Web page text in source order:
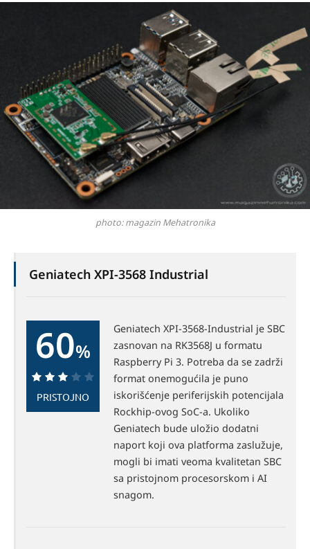
photo: magazin Mehatronika
Geniatech XPI-3568 Industrial
60%
60%
PRISTOJNO
Geniatech XPI-3568-Industrial je SBC
zasnovan na RK3568J u formatu
Raspberry Pi 3. Potreba da se zadrži
format onemogućila je puno
iskorišćenje periferijskih potencijala
Rockhip-ovog SoC-a. Ukoliko
Geniatech bude uložio dodatni
naport koji ova platforma zaslužuje,
mogli bi imati veoma kvalitetan SBC
sa pristojnom procesorskom i AI
snagom.